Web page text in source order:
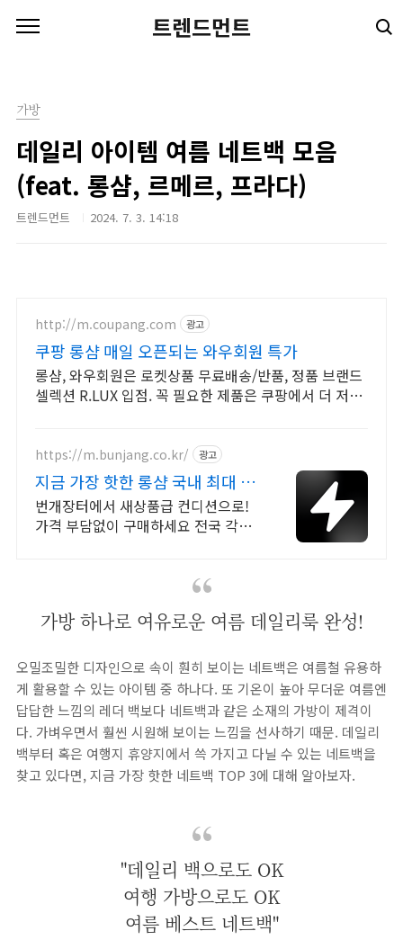
트렌드먼트
가방
데일리 아이템 여름 네트백 모음
(feat. 롱샴, 르메르, 프라다)
트렌드먼트 2024. 7. 3. 14:18
http://m.coupang.com 광고
쿠팡 롱샴 매일 오픈되는 와우회원 특가
롱샴, 와우회원은 로켓상품 무료배송/반품, 정품 브랜드
셀렉션 R.LUX 입점. 꼭 필요한 제품은 쿠팡에서 더 저렴
https://m.bunjang.co.kr/ 광고
지금 가장 핫한 롱샴 국내 최대 브
랜드 중고거래
번개장터에서 새상품급 컨디션으로!
가격 부담없이 구매하세요 전국 각지
가방 하나로 여유로운 여름 데일리룩 완성!
오밀조밀한 디자인으로 속이 훤히 보이는 네트백은 여름철 유용하
게 활용할 수 있는 아이템 중 하나다. 또 기온이 높아 무더운 여름엔
답답한 느낌의 레더 백보다 네트백과 같은 소재의 가방이 제격이
다. 가벼우면서 훨씬 시원해 보이는 느낌을 선사하기 때문. 데일리
백부터 혹은 여행지 휴양지에서 쓱 가지고 다닐 수 있는 네트백을
찾고 있다면, 지금 가장 핫한 네트백 TOP 3에 대해 알아보자.
"데일리 백으로도 OK
여행 가방으로도 OK
여름 베스트 네트백"